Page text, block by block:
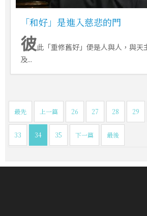
「和好」是進入慈悲的門
彼此「重修舊好」便是人與人，與天
及...
最先 上一篇 26 27 28 29
33 34 35 下一篇 最後